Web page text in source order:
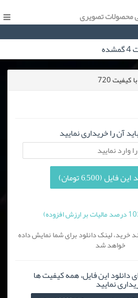
محصولات تصویری
آن را خریداری نمایید
فایل (6,500 تومان)
لینک دانلود برای شما نمایش داده
خواهد شد
دانلود این فایل، همه کیفیت ها
نمایید